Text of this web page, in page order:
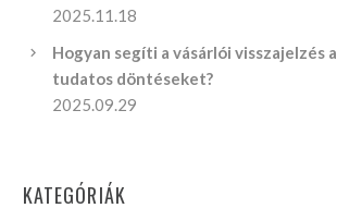
2025.11.18
Hogyan segíti a vásárlói visszajelzés a
tudatos döntéseket?
2025.09.29
KATEGÓRIÁK